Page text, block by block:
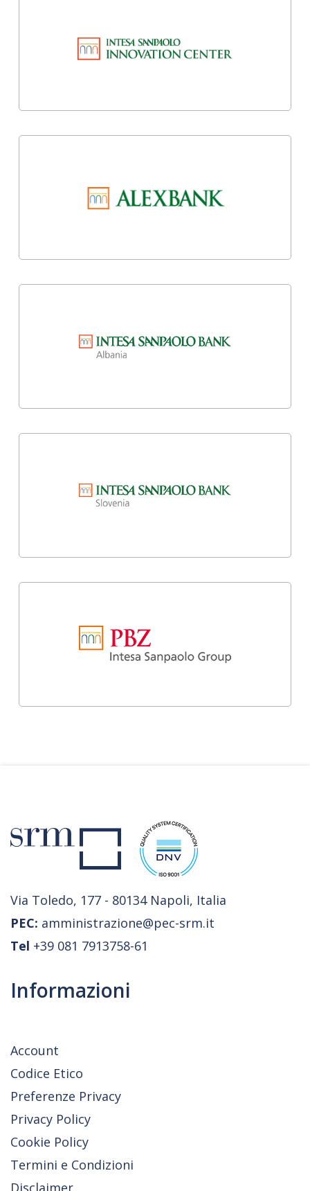
Via Toledo, 177 - 80134 Napoli, Italia
PEC: amministrazione@pec-srm.it
Tel +39 081 7913758-61
Informazioni
Account
Codice Etico
Preferenze Privacy
Privacy Policy
Cookie Policy
Termini e Condizioni
Disclaimer